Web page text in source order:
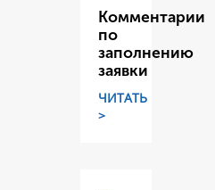
Комментарии
по
заполнению
заявки
ЧИТАТЬ
>